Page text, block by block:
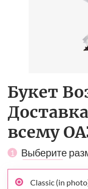
Букет
всему
1 Выберите
Classic (in